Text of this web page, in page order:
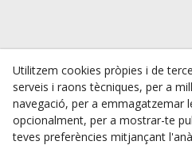
Utilitzem cookies pròpies i de
serveis i raons tècniques, per a
navegació, per a emmagatzemar
opcionalment, per a mostrar-te
teves preferències mitjançant